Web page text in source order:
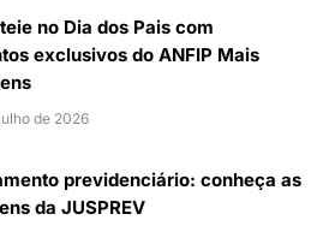
no Dia dos Pais com
exclusivos do ANFIP Mais
de 2026
previdenciário: conheça as
da JUSPREV